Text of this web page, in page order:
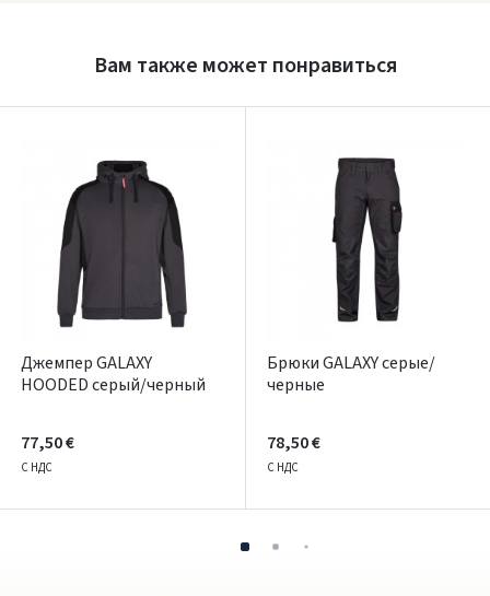
Вам также может понравиться
Джемпер GALAXY
HOODED серый/черный
77,50 €
С НДС
Брюки GALAXY серые/
черные
78,50 €
С НДС
Написать отзыв
Pamiršote slaptažodį?
Dar neturite paskyros? Registruokites